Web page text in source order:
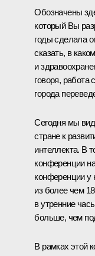
Обозначены
который Вы
годы сделала
сказать, в
и
говоря,
города
Сегодня мы
стране к
интеллекта. В
конференции
конференции у
из более чем
в утренние
больше, чем
В рамках этой